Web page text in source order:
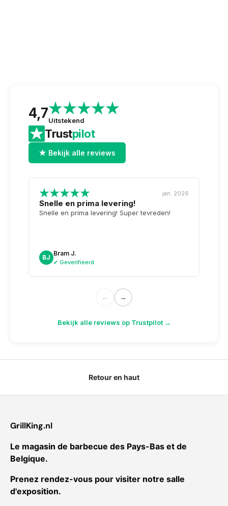
4,7Uitstekend
Trustpilot
★ Bekijk alle reviews
jan. 2026
Snelle en prima levering!
Snelle en prima levering! Super tevreden!
BJ
Bram J.
✔ Geverifieerd
← →
Bekijk alle reviews op Trustpilot →
Retour en haut
GrillKing.nl
Le magasin de barbecue des Pays-Bas et de
Belgique.
Prenez rendez-vous pour visiter notre salle
d'exposition.